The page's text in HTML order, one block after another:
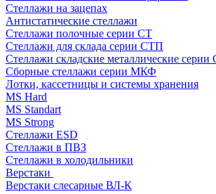
Стеллажи на зацепах
Антистатические стеллажи
Стеллажи полочные серии СТ
Стеллажи для склада серии СТП
Стеллажи складские металлические
Сборные стеллажи серии МКФ
Лотки, кассетницы и системы хранения
MS Hard
MS Standart
MS Strong
Стеллажи ESD
Стеллажи в ПВЗ
Стеллажи в холодильники
Верстаки
Верстаки слесарные ВЛ-К